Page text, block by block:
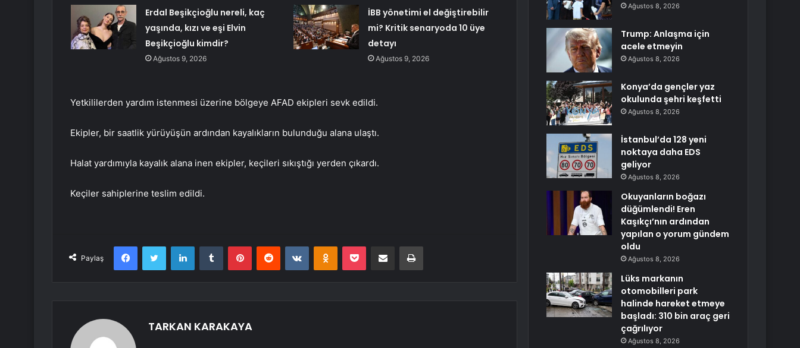
Erdal Beşikçioğlu nereli, kaç
yaşında, kızı ve eşi Elvin
Beşikçioğlu kimdir?
Ağustos 9, 2026
İBB yönetimi el değiştirebilir
mi? Kritik senaryoda 10 üye
detayı
Ağustos 9, 2026
Yetkililerden yardım istenmesi üzerine bölgeye AFAD ekipleri sevk edildi.
Ekipler, bir saatlik yürüyüşün ardından kayalıkların bulunduğu alana ulaştı.
Halat yardımıyla kayalık alana inen ekipler, keçileri sıkıştığı yerden çıkardı.
Keçiler sahiplerine teslim edildi.
Paylaş
FacebookTwitter LinkedInTumblr PinterestReddit VKontakteOdnoklassniki
Pocket E-Posta ile paylaş Yazdır
TARKAN KARAKAYA
Ağustos 8, 2026
Trump: Anlaşma için
acele etmeyin
Ağustos 8, 2026
Konya’da gençler yaz
okulunda şehri keşfetti
Ağustos 8, 2026
İstanbul’da 128 yeni
noktaya daha EDS
geliyor
Ağustos 8, 2026
Okuyanların boğazı
düğümlendi! Eren
Kaşıkçı’nın ardından
yapılan o yorum gündem
oldu
Ağustos 8, 2026
Lüks markanın
otomobilleri park
halinde hareket etmeye
başladı: 310 bin araç geri
çağrılıyor
Ağustos 8, 2026